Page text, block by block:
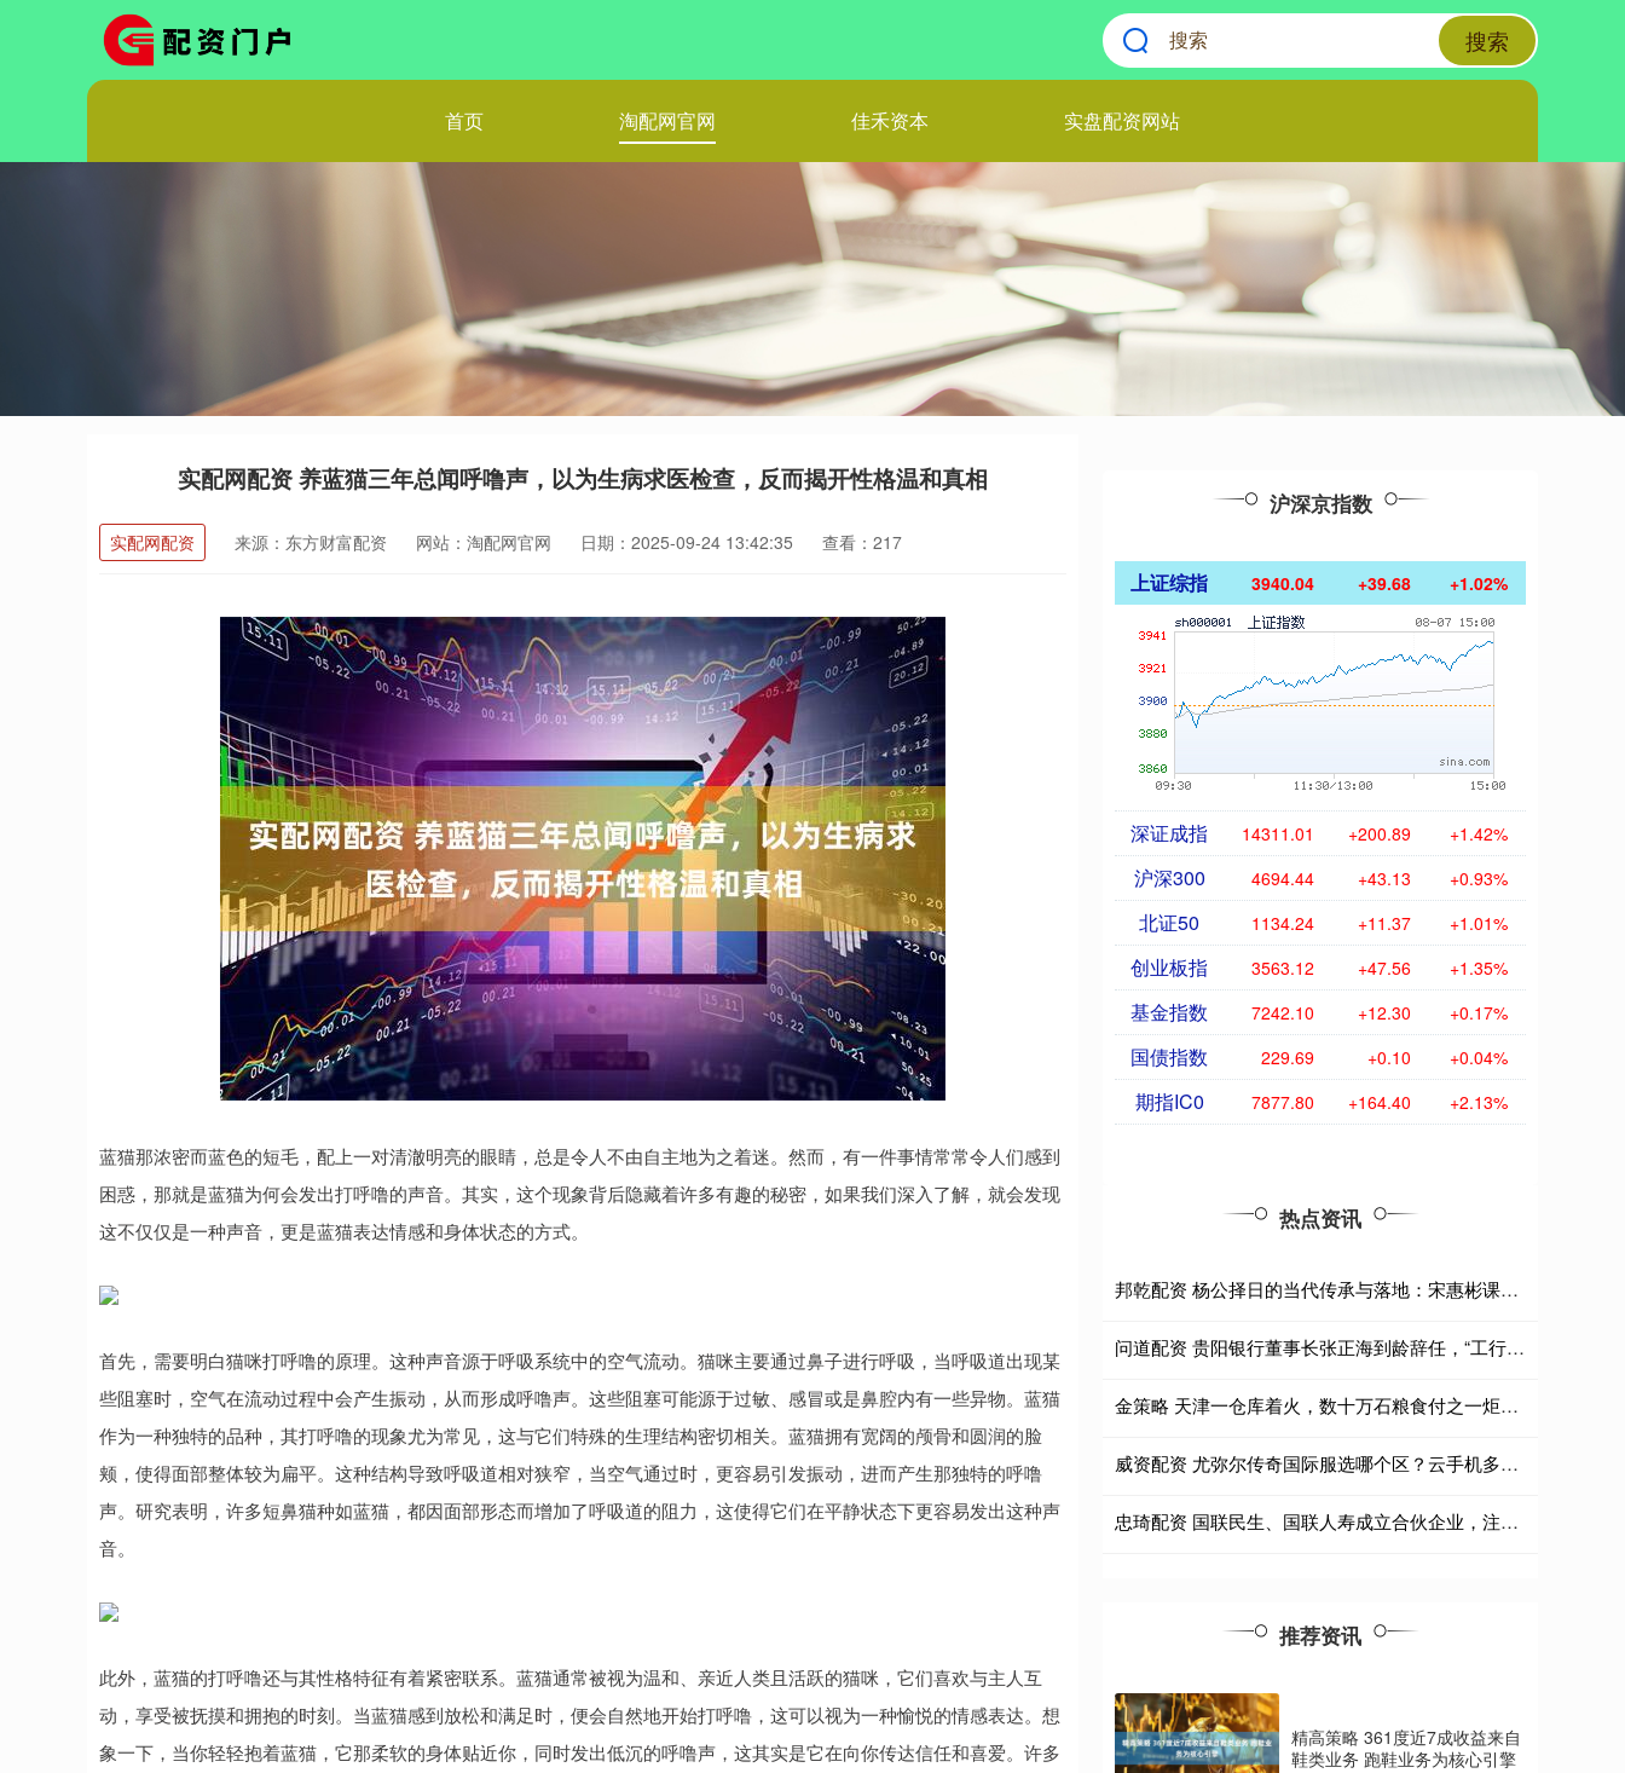
搜索
首页 淘配网官网 佳禾资本 实盘配资网站
实配网配资 养蓝猫三年总闻呼噜声，以为生病求医检查，反而揭开性格温和真相
实配网配资 来源：东方财富配资 网站：淘配网官网 日期：2025-09-24 13:42:35 查看：217
蓝猫那浓密而蓝色的短毛，配上一对清澈明亮的眼睛，总是令人不由自主地为之着迷。然而，有一件事情常常令人们感到
困惑，那就是蓝猫为何会发出打呼噜的声音。其实，这个现象背后隐藏着许多有趣的秘密，如果我们深入了解，就会发现
这不仅仅是一种声音，更是蓝猫表达情感和身体状态的方式。
首先，需要明白猫咪打呼噜的原理。这种声音源于呼吸系统中的空气流动。猫咪主要通过鼻子进行呼吸，当呼吸道出现某
些阻塞时，空气在流动过程中会产生振动，从而形成呼噜声。这些阻塞可能源于过敏、感冒或是鼻腔内有一些异物。蓝猫
作为一种独特的品种，其打呼噜的现象尤为常见，这与它们特殊的生理结构密切相关。蓝猫拥有宽阔的颅骨和圆润的脸
颊，使得面部整体较为扁平。这种结构导致呼吸道相对狭窄，当空气通过时，更容易引发振动，进而产生那独特的呼噜
声。研究表明，许多短鼻猫种如蓝猫，都因面部形态而增加了呼吸道的阻力，这使得它们在平静状态下更容易发出这种声
音。
此外，蓝猫的打呼噜还与其性格特征有着紧密联系。蓝猫通常被视为温和、亲近人类且活跃的猫咪，它们喜欢与主人互
动，享受被抚摸和拥抱的时刻。当蓝猫感到放松和满足时，便会自然地开始打呼噜，这可以视为一种愉悦的情感表达。想
象一下，当你轻轻抱着蓝猫，它那柔软的身体贴近你，同时发出低沉的呼噜声，这其实是它在向你传达信任和喜爱。许多
沪深京指数
上证综指 3940.04 +39.68 +1.02%
深证成指 14311.01 +200.89 +1.42%
沪深300 4694.44 +43.13 +0.93%
北证50 1134.24 +11.37 +1.01%
创业板指 3563.12 +47.56 +1.35%
基金指数 7242.10 +12.30 +0.17%
国债指数 229.69 +0.10 +0.04%
期指IC0 7877.80 +164.40 +2.13%
热点资讯
邦乾配资 杨公择日的当代传承与落地：宋惠彬课程体系适配上海商业场景
问道配资 贵阳银行董事长张正海到龄辞任，“工行系”行长盛军代为履职
金策略 天津一仓库着火，数十万石粮食付之一炬，天灾的背后是人心的险恶
威资配资 尤弥尔传奇国际服选哪个区？云手机多开一条龙效率翻倍指南
忠琦配资 国联民生、国联人寿成立合伙企业，注册资本12.2亿元
推荐资讯
精高策略 361度近7成收益来自
鞋类业务 跑鞋业务为核心引擎